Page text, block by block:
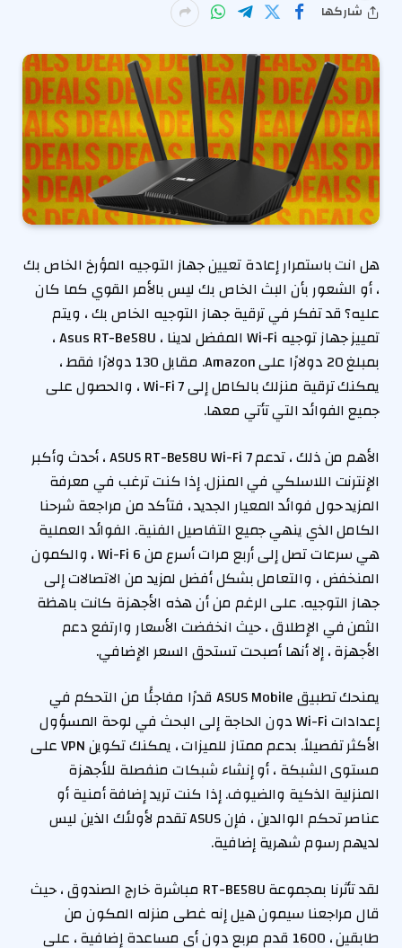
شاركها
هل انت باستمرارإعادة تعيين جهاز التوجيه المؤرخ الخاص بك
، أو الشعور بأن البث الخاص بك ليس بالأمر القوي كما كان
عليه؟ قد تفكر في ترقية جهاز التوجيه الخاص بك ، ويتم
تمييز جهاز توجيه Wi-Fi المفضل لدينا ، Asus RT-Be58U ،
بمبلغ 20 دولارًا على Amazon. مقابل 130 دولارًا فقط ،
يمكنك ترقية منزلك بالكامل إلى Wi-Fi 7 ، والحصول على
جميع الفوائد التي تأتي معها.
الأهم من ذلك ، تدعم ASUS RT-Be58U Wi-Fi 7 ، أحدث وأكبر
الإنترنت اللاسلكي في المنزل. إذا كنت ترغب في معرفة
المزيد حول فوائد المعيار الجديد ، فتأكد من مراجعة شرحنا
الكامل الذي ينهي جميع التفاصيل الفنية. الفوائد العملية
هي سرعات تصل إلى أربع مرات أسرع من Wi-Fi 6 ، والكمون
المنخفض ، والتعامل بشكل أفضل لمزيد من الاتصالات إلى
جهاز التوجيه. على الرغم من أن هذه الأجهزة كانت باهظة
الثمن في الإطلاق ، حيث انخفضت الأسعار وارتفع دعم
الأجهزة ، إلا أنها أصبحت تستحق السعر الإضافي.
يمنحك تطبيق ASUS Mobile قدرًا مفاجئًا من التحكم في
إعدادات Wi-Fi دون الحاجة إلى البحث في لوحة المسؤول
الأكثر تفصيلاً. بدعم ممتاز للميزات ، يمكنك تكوين VPN على
مستوى الشبكة ، أو إنشاء شبكات منفصلة للأجهزة
المنزلية الذكية والضيوف. إذا كنت تريد إضافة أمنية أو
عناصر تحكم الوالدين ، فإن ASUS تقدم لأولئك الذين ليس
لديهم رسوم شهرية إضافية.
لقد تأثرنا بمجموعة RT-BE58U مباشرة خارج الصندوق ، حيث
قال مراجعنا سيمون هيل إنه غطى منزله المكون من
طابقين ، 1600 قدم مربع دون أي مساعدة إضافية ، على